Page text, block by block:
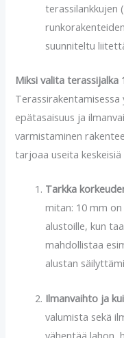
terassilankkujen
suunniteltu
Miksi valita terassijalka
epätasaisuus ja
varmistaminen
tarjoaa useita keskeisiä
Tarkka
mitan: 10 mm
alustoille, kun
mahdollistaa
alustan
Ilmanvaihto ja
valumista sekä
vähentää lahon,